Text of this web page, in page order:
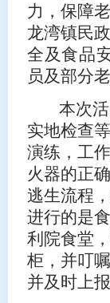
力，保障
龙湾镇民
全及食品
员及部分
本次
实地检查
演练，工
火器的正
逃生流程
进行的是
利院食堂
柜，并叮
并及时上报